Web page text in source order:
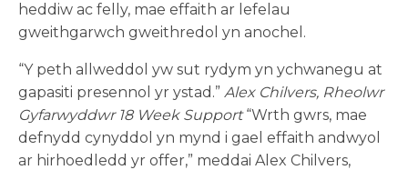
heddiw ac felly, mae effaith ar lefelau
gweithgarwch gweithredol yn anochel.
“Y peth allweddol yw sut rydym yn ychwanegu at
gapasiti presennol yr ystad.” Alex Chilvers, Rheolwr
Gyfarwyddwr 18 Week Support“Wrth gwrs, mae
defnydd cynyddol yn mynd i gael effaith andwyol
ar hirhoedledd yr offer,” meddai Alex Chilvers,